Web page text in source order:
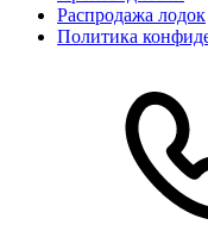
Распродажа лодок
Политика